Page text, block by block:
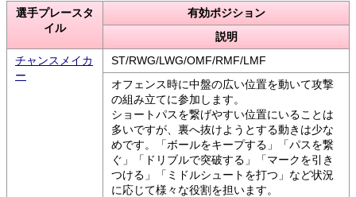
選手プレースタ
イル
有効ポジション
説明
チャンスメイカ
ー
ST/RWG/LWG/OMF/RMF/LMF
オフェンス時に中盤の広い位置を動いて攻撃
の組み立てに参加します。
ショートパスを繋げやすい位置にいることは
多いですが、裏へ抜けようとする動きは少な
めです。「ボールをキープする」「パスを繋
ぐ」「ドリブルで突破する」「マークを引き
つける」「ミドルシュートを打つ」など状況
に応じて様々な役割を担います。